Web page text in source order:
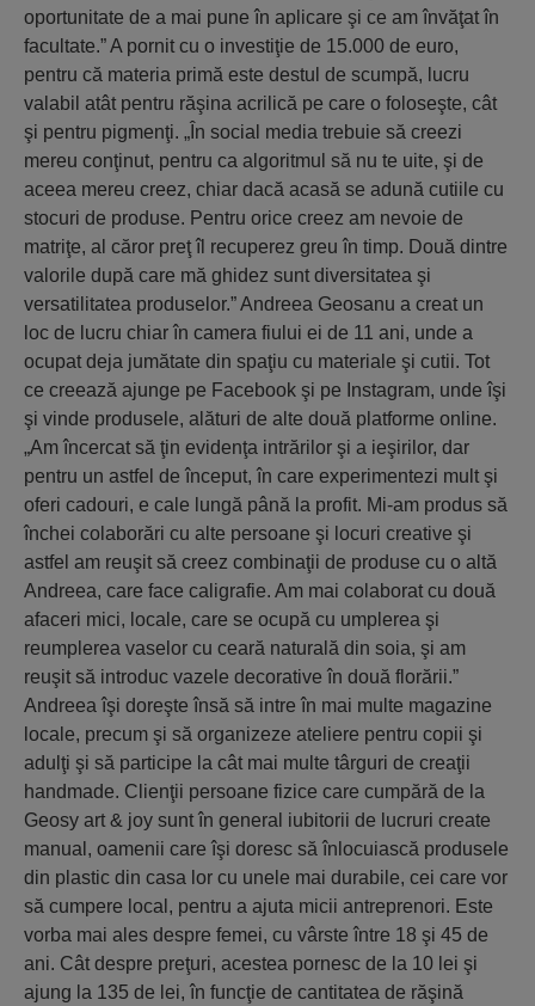
oportunitate de a mai pune în aplicare şi ce am învăţat în
facultate.” A pornit cu o investiţie de 15.000 de euro,
pentru că materia primă este destul de scumpă, lucru
valabil atât pentru răşina acrilică pe care o foloseşte, cât
şi pentru pigmenţi. „În social media trebuie să creezi
mereu conţinut, pentru ca algoritmul să nu te uite, şi de
aceea mereu creez, chiar dacă acasă se adună cutiile cu
stocuri de produse. Pentru orice creez am nevoie de
matriţe, al căror preţ îl recuperez greu în timp. Două dintre
valorile după care mă ghidez sunt diversitatea şi
versatilitatea produselor.” Andreea Geosanu a creat un
loc de lucru chiar în camera fiului ei de 11 ani, unde a
ocupat deja jumătate din spaţiu cu materiale şi cutii. Tot
ce creează ajunge pe Facebook şi pe Instagram, unde îşi
şi vinde produsele, alături de alte două platforme online.
„Am încercat să ţin evidenţa intrărilor şi a ieşirilor, dar
pentru un astfel de început, în care experimentezi mult şi
oferi cadouri, e cale lungă până la profit. Mi-am produs să
închei colaborări cu alte persoane şi locuri creative şi
astfel am reuşit să creez combinaţii de produse cu o altă
Andreea, care face caligrafie. Am mai colaborat cu două
afaceri mici, locale, care se ocupă cu umplerea şi
reumplerea vaselor cu ceară naturală din soia, şi am
reuşit să introduc vazele decorative în două florării.”
Andreea îşi doreşte însă să intre în mai multe magazine
locale, precum şi să organizeze ateliere pentru copii şi
adulţi şi să participe la cât mai multe târguri de creaţii
handmade. Clienţii persoane fizice care cumpără de la
Geosy art & joy sunt în general iubitorii de lucruri create
manual, oamenii care îşi doresc să înlocuiască produsele
din plastic din casa lor cu unele mai durabile, cei care vor
să cumpere local, pentru a ajuta micii antreprenori. Este
vorba mai ales despre femei, cu vârste între 18 şi 45 de
ani. Cât despre preţuri, acestea pornesc de la 10 lei şi
ajung la 135 de lei, în funcţie de cantitatea de răşină